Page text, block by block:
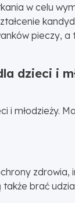
w celu
pieczy,
dzieci i
i młodzieży.
zdrowia,
brać